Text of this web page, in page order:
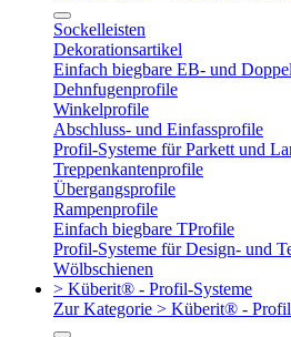
Sockelleisten
Dekorationsartikel
Einfach biegbare EB- und
Dehnfugenprofile
Winkelprofile
Abschluss- und Einfassprofile
Profil-Systeme für Parkett und
Treppenkantenprofile
Übergangsprofile
Rampenprofile
Einfach biegbare TProfile
Profil-Systeme für Design- und
Wölbschienen
> Küberit® - Profil-Systeme
Zur Kategorie > Küberit® -